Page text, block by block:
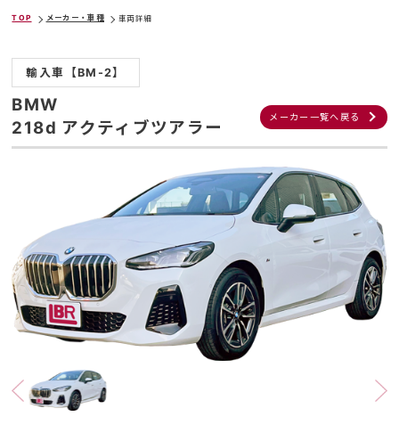
TOP メーカー・車種 車両詳細
輸入車【BM-2】
BMW
218d アクティブツアラー
メーカー一覧へ戻る